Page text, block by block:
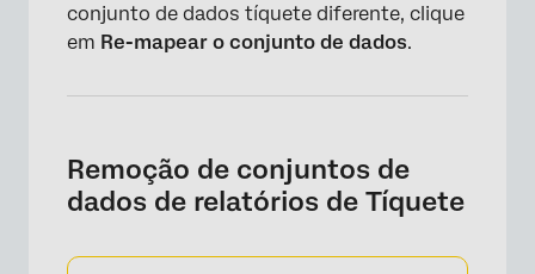
conjunto de dados tíquete diferente, clique
em Re-mapear o conjunto de dados.
Remoção de conjuntos de
dados de relatórios de Tíquete